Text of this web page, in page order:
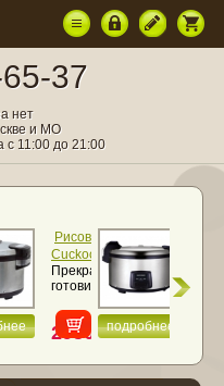
37
нет
и МО
с 11:00 до 21:00
Рисоварка
Cuckoo
CR-
3521
(6,3
литра)
Прекрасно
готовит
виды
круп и
для
суши
29500
р.
подробнее
р.